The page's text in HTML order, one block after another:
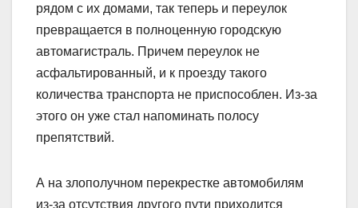
рядом с их домами, так теперь и переулок
превращается в полноценную городскую
автомагистраль. Причем переулок не
асфальтированный, и к проезду такого
количества транспорта не приспособлен. Из-за
этого он уже стал напоминать полосу
препятствий.
А на злополучном пере­крестке автомобилям
из-за отсутствия другого пути приходится